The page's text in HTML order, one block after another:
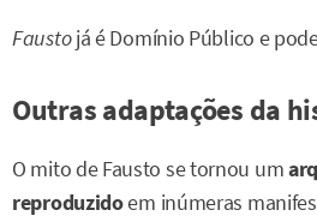
Faustojá é Domínio Público e
Outras adaptações da
O mito de Fausto se tornou um
reproduzidoem inúmeras